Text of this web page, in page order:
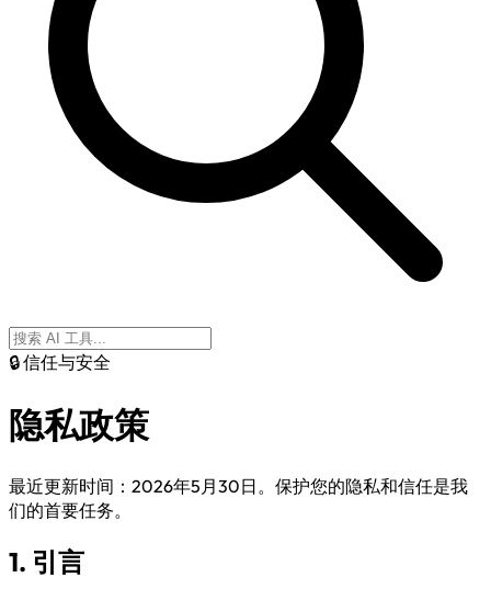
🔒 信任与安全
隐私政策
最近更新时间：2026年5月30日。保护您的隐私和信任是我
们的首要任务。
1. 引言